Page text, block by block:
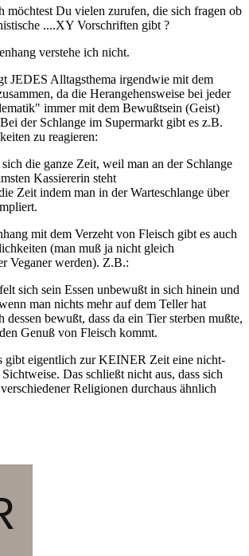
möchtest Du vielen zurufen, die sich fragen ob
....XY Vorschriften gibt ?
verstehe ich nicht.
JEDES Alltagsthema irgendwie mit dem
da die Herangehensweise bei jeder
immer mit dem Bewußtsein (Geist)
der Schlange im Supermarkt gibt es z.B.
zu reagieren:
die ganze Zeit, weil man an der Schlange
Kassiererin steht
Zeit indem man in der Warteschlange über
mit dem Verzeht von Fleisch gibt es auch
(man muß ja nicht gleich
Veganer werden). Z.B.:
sich sein Essen unbewußt in sich hinein und
man nichts mehr auf dem Teller hat
dessen bewußt, dass da ein Tier sterben mußte,
Genuß von Fleisch kommt.
gibt eigentlich zur KEINER Zeit eine nicht-
Das schließt nicht aus, dass sich
Religionen durchaus ähnlich